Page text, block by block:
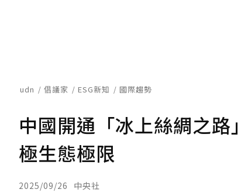
udn 倡議家 ESG新知 國際趨勢
中國開通「冰上絲綢之
極生態極限
2025/09/26 中央社